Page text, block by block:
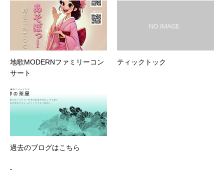
地歌MODERNファミリーコン
サート
ティックトック
過去のブログはこちら